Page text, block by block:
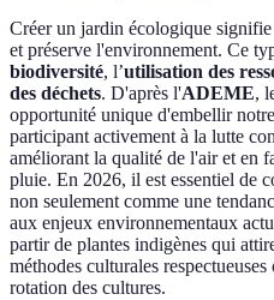
Créer un jardin écologique
et préserve l'environnement. Ce
biodiversité, l’utilisation des
des déchets. D'après l'ADEME,
opportunité unique d'embellir
participant activement à la lutte
améliorant la qualité de l'air et en
pluie. En 2026, il est essentiel de
non seulement comme une
aux enjeux environnementaux
partir de plantes indigènes qui
méthodes culturales
rotation des cultures.